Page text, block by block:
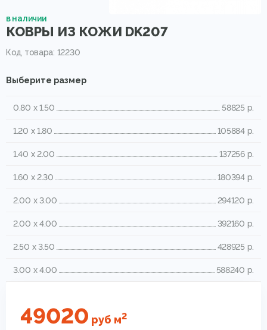
в наличии
КОВРЫ ИЗ КОЖИ DK207
Код товара: 12230
Выберите размер
0.80 x 1.50 58825 р.
1.20 x 1.80 105884 р.
1.40 x 2.00 137256 р.
1.60 x 2.30 180394 р.
2.00 x 3.00 294120 р.
2.00 x 4.00 392160 р.
2.50 x 3.50 428925 р.
3.00 x 4.00 588240 р.
49020 руб м2